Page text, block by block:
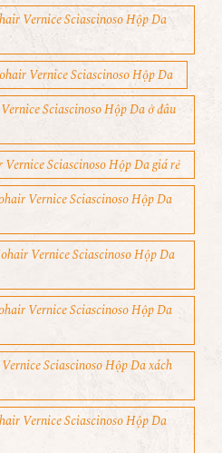
Vernice Sciascinoso Hộp Da
Vernice Sciascinoso Hộp Da
Sciascinoso Hộp Da ở đâu
Sciascinoso Hộp Da giá rẻ
Vernice Sciascinoso Hộp Da
Vernice Sciascinoso Hộp Da
Vernice Sciascinoso Hộp Da
Sciascinoso Hộp Da xách
Vernice Sciascinoso Hộp Da